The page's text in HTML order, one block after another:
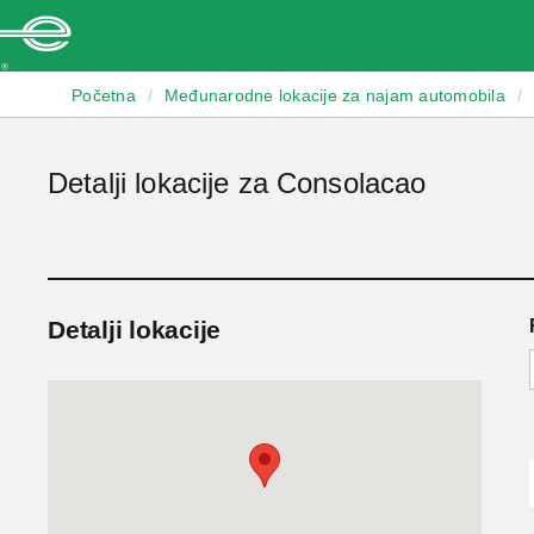
Početna / Međunarodne lokacije za najam automobila /
Detalji lokacije za Consolacao
Detalji lokacije